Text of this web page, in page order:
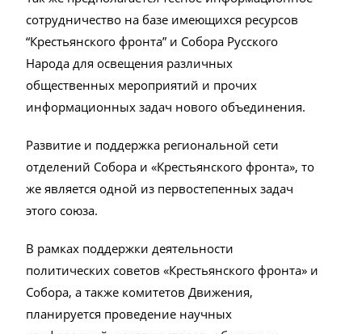
сотрудничество на базе имеющихся ресурсов
“Крестьянского фронта” и Собора Русского
Народа для освещения различных
общественных мероприятий и прочих
информационных задач нового объединения.
Развитие и поддержка региональной сети
отделений Собора и «Крестьянского фронта», то
же является одной из первостепенных задач
этого союза.
В рамках поддержки деятельности
политических советов «Крестьянского фронта» и
Собора, а также комитетов Движения,
планируется проведение научных